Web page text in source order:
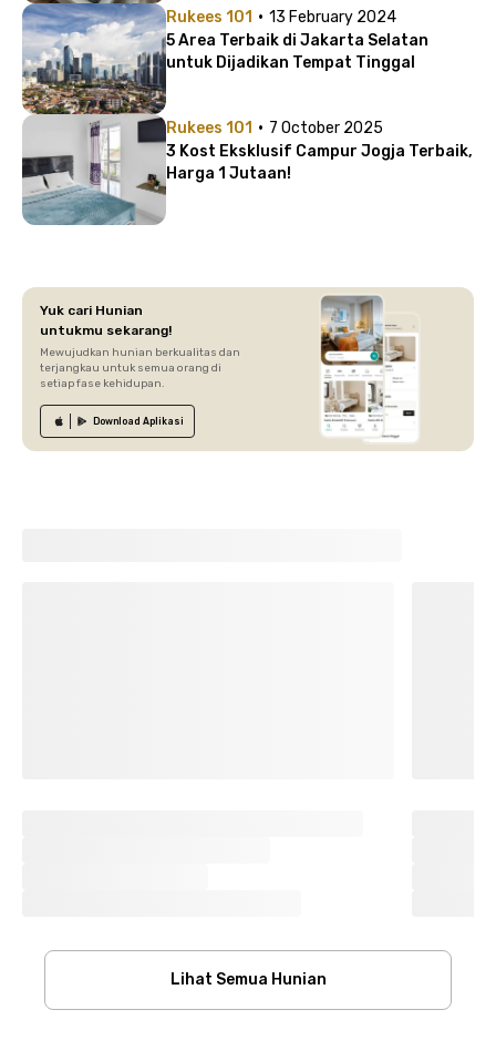
Rukees 101 · 13 February 2024
5 Area Terbaik di Jakarta Selatan
untuk Dijadikan Tempat Tinggal
Rukees 101 · 7 October 2025
3 Kost Eksklusif Campur Jogja Terbaik,
Harga 1 Jutaan!
Yuk cari Hunian
untukmu sekarang!
Mewujudkan hunian berkualitas dan
terjangkau untuk semua orang di
setiap fase kehidupan.
Download Aplikasi
Lihat Semua Hunian